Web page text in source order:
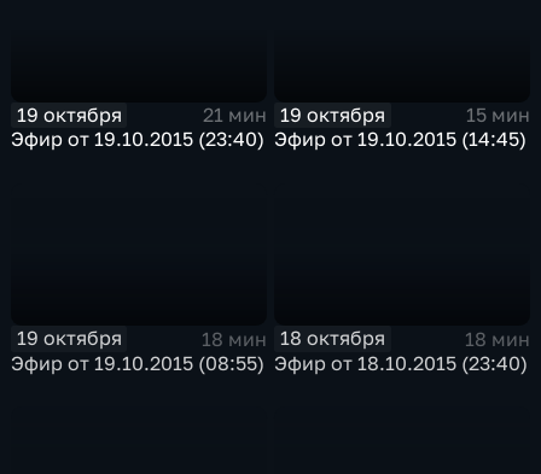
19 октября
21 мин
Эфир от 19.10.2015 (23:40)
19 октября
15 мин
Эфир от 19.10.2015 (14:45)
19 октября
18 мин
Эфир от 19.10.2015 (08:55)
18 октября
18 мин
Эфир от 18.10.2015 (23:40)